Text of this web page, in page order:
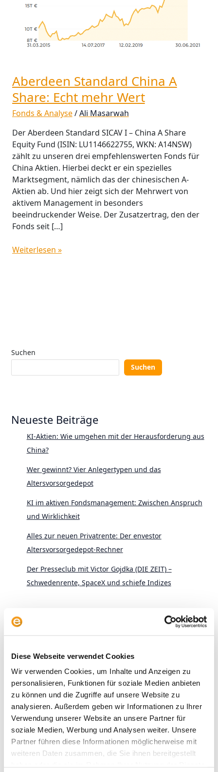
Diese Webseite verwendet Cookies
Wir verwenden Cookies, um Inhalte und Anzeigen zu
personalisieren, Funktionen für soziale Medien anbieten
zu können und die Zugriffe auf unsere Website zu
analysieren. Außerdem geben wir Informationen zu Ihrer
Verwendung unserer Website an unsere Partner für
soziale Medien, Werbung und Analysen weiter. Unsere
Partner führen diese Informationen möglicherweise mit
weiteren Daten zusammen, die Sie ihnen bereitgestellt
Aberdeen Standard China A
Share: Echt mehr Wert
Fonds & Analyse/Ali Masarwah
Der Aberdeen Standard SICAV I – China A Share
Equity Fund (ISIN: LU1146622755, WKN: A14NSW)
zählt zu unseren drei empfehlenswerten Fonds für
China Aktien. Hierbei deckt er ein spezielles
Marktsegment, nämlich das der chinesischen A-
Aktien ab. Und hier zeigt sich der Mehrwert von
aktivem Management in besonders
beeindruckender Weise. Der Zusatzertrag, den der
Fonds seit […]
mehr
Weiterlesen »
Suchen
Suchen
Neueste Beiträge
KI-Aktien: Wie umgehen mit der Herausforderung aus
China?
Wer gewinnt? Vier Anlegertypen und das
Altersvorsorgedepot
KI im aktiven Fondsmanagement: Zwischen Anspruch
und Wirklichkeit
Alles zur neuen Privatrente: Der envestor
Altersvorsorgedepot-Rechner
Der Presseclub mit Victor Gojdka (DIE ZEIT) –
Schwedenrente, SpaceX und schiefe Indizes
Archive
2026
2025
2024
2023